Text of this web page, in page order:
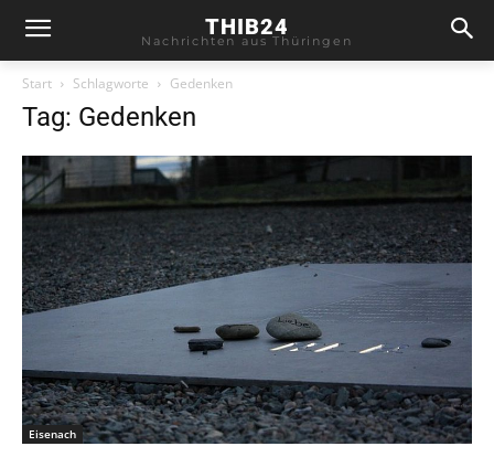
THIB24
Nachrichten aus Thüringen
Start Schlagworte Gedenken
Tag: Gedenken
Eisenach